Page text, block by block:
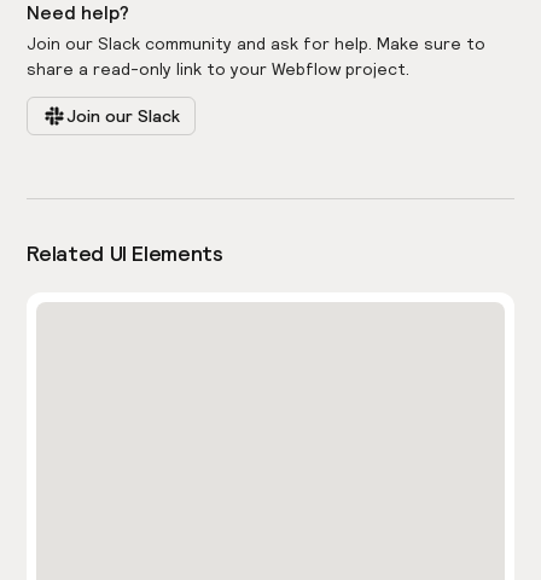
Need help?
Join our Slack community and ask for help. Make sure to
share a read-only link to your Webflow project.
Join our Slack
Related UI Elements